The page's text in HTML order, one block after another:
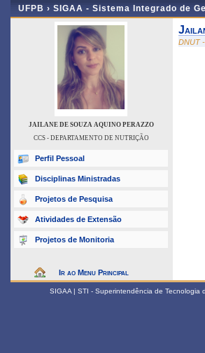
UFPB › SIGAA - Sistema Integrado de
JAILANE DE SOUZA AQUINO PERAZZO
CCS - DEPARTAMENTO DE NUTRIÇÃO
Perfil Pessoal
Disciplinas Ministradas
Projetos de Pesquisa
Atividades de Extensão
Projetos de Monitoria
Ir ao Menu Principal
DNUT
SIGAA | STI - Superintendência de